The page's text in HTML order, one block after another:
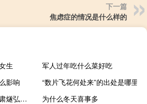
下一篇
焦虑症的情况是什么样的
生
军人过年吃什么菜好吃
影响
“数片飞花何处来”的出处是哪里
弘信电子：子公司甘肃燧弘拟与中京电投合作在天水市建设智算中心项目投资总额约10亿元
为什么冬天喜事多